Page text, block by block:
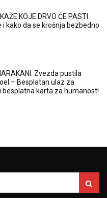
KOJE DRVO ĆE PASTI:
i kako da se krošnja bezbedno
Zvezda pustila
– Besplatan ulaz za
karta za humanost!